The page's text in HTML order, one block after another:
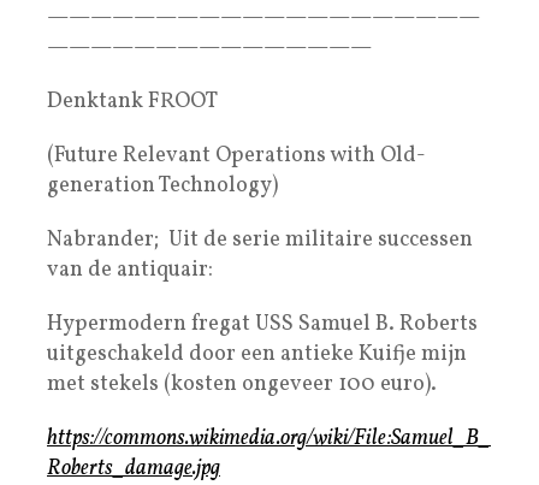
————————————————————
———————————————
Denktank FROOT
(Future Relevant Operations with Old-
generation Technology)
Nabrander; Uit de serie militaire successen
van de antiquair:
Hypermodern fregat USS Samuel B. Roberts
uitgeschakeld door een antieke Kuifje mijn
met stekels (kosten ongeveer 100 euro).
https://commons.wikimedia.org/wiki/File:Samuel_B_
Roberts_damage.jpg